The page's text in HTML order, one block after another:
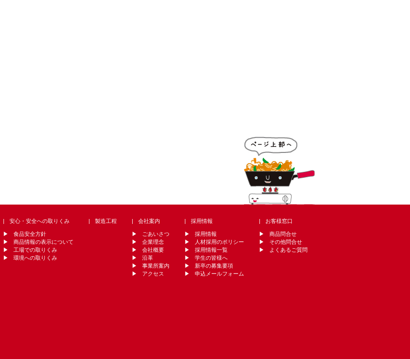
安心・安全への取りくみ
食品安全方針
商品情報の表示について
工場での取りくみ
環境への取りくみ
製造工程 会社案内
ごあいさつ
企業理念
会社概要
沿革
事業所案内
アクセス
採用情報
採用情報
人材採用のポリシー
採用情報一覧
学生の皆様へ
新卒の募集要項
申込メールフォーム
お客様窓口
商品問合せ
その他問合せ
よくあるご質問